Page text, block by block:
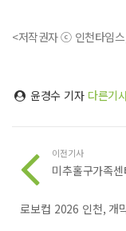
<저작권자 ⓒ 인천타임
윤경수 기자 다른기
이전기사
미추홀구가족
로보컵 2026 인천, 개